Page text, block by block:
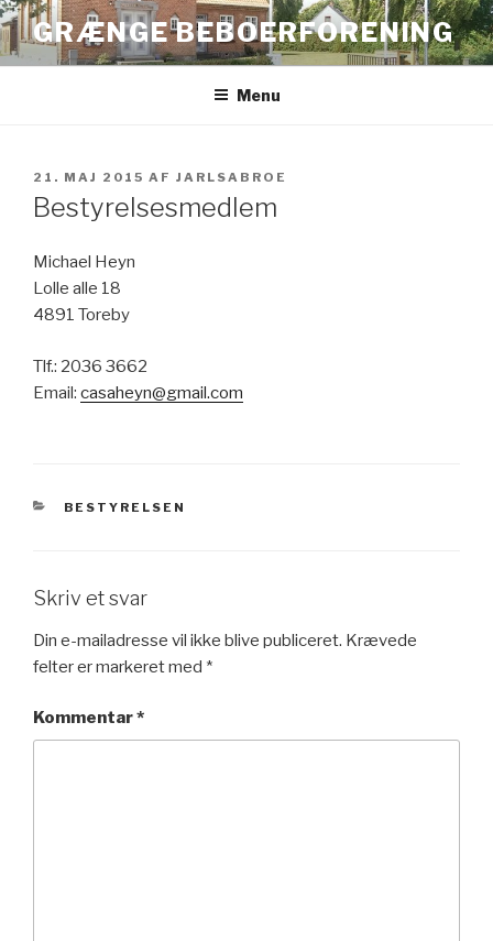
Videre
til
indhold
GRÆNGE BEBOERFORENING
Menu
UDGIVET
DEN
21. MAJ 2015 AF JARLSABROE
Bestyrelsesmedlem
Michael Heyn
Lolle alle 18
4891 Toreby
Tlf.: 2036 3662
Email: casaheyn@gmail.com
KATEGORIER
BESTYRELSEN
Skriv et svar
Din e-mailadresse vil ikke blive publiceret. Krævede
felter er markeret med *
Kommentar*